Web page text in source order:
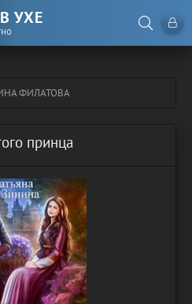
УХЕ
ФИЛАТОВА
принца